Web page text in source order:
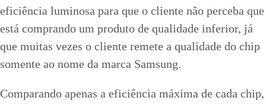
eficiência luminosa para que o cliente não perceba que
está comprando um produto de qualidade inferior, já
que muitas vezes o cliente remete a qualidade do chip
somente ao nome da marca Samsung.
Comparando apenas a eficiência máxima de cada chip,